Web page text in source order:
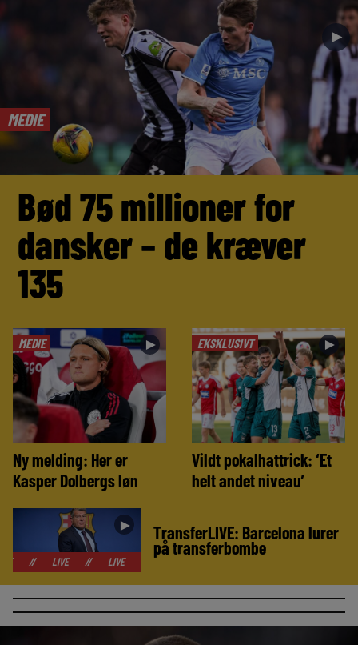
MEDIE
►
Bød 75 millioner for
dansker – de kræver
135
MEDIE ►
Ny melding: Her er
Kasper Dolbergs løn
EKSKLUSIVT ►
Vildt pokalhattrick: ‘Et
helt andet niveau’
►
LIVE // LIVE // LIVE //
TransferLIVE: Barcelona lurer
på transferbombe